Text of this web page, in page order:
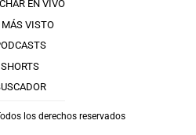
EN VIVO
MÁS VISTO
SHORTS
los derechos reservados